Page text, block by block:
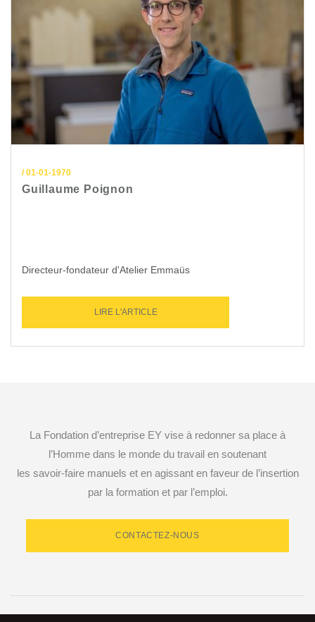
/ 01-01-1970
Guillaume Poignon
Directeur-fondateur d'Atelier Emmaüs
LIRE L'ARTICLE
La Fondation d’entreprise EY vise à redonner sa place à
l’Homme dans le monde du travail en soutenant
les savoir-faire manuels et en agissant en faveur de l’insertion
par la formation et par l’emploi.
CONTACTEZ-NOUS